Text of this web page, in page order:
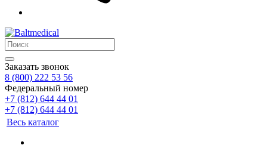
Заказать звонок
8 (800) 222 53 56
Федеральный номер
+7 (812) 644 44 01
+7 (812) 644 44 01
Весь каталог